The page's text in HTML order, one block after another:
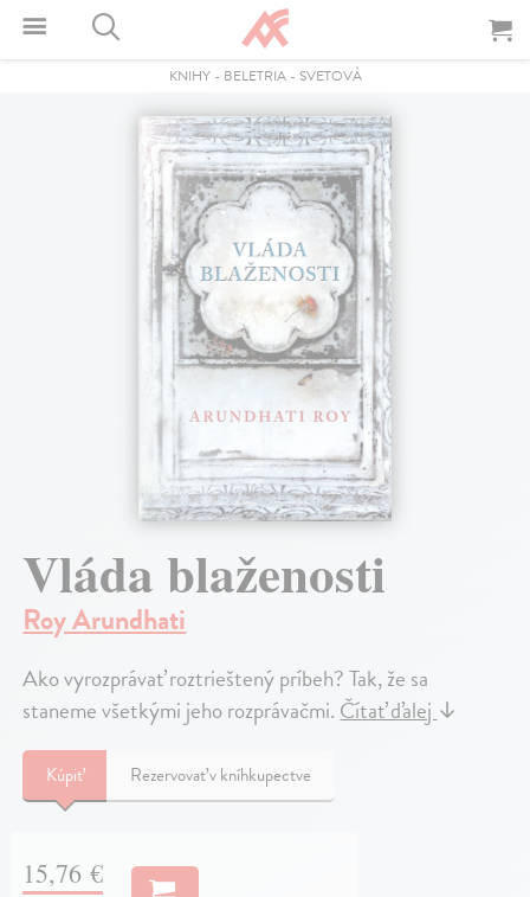
KNIHY- BELETRIA- SVETOVÁ
Vláda blaženosti
Roy Arundhati
Ako vyrozprávať roztrieštený príbeh? Tak, že sa
staneme všetkými jeho rozprávačmi.Čítať ďalej↓
Kúpiť Rezervovať v kníhkupectve
15,76 €